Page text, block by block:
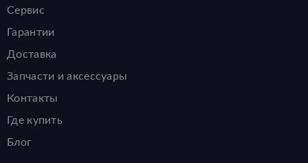
Сервис
Гарантии
Доставка
Запчасти и аксессуары
Контакты
Где купить
Блог